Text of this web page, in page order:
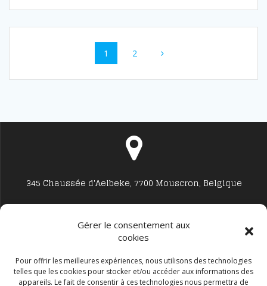
Gérer le consentement aux
cookies
Pour offrir les meilleures expériences, nous utilisons des technologies
telles que les cookies pour stocker et/ou accéder aux informations des
appareils. Le fait de consentir à ces technologies nous permettra de
Navigation
sein
Page
1 Page
2
345 Chaussée d'Aelbeke, 7700 Mouscron, Belgique
Studio7700@live.be